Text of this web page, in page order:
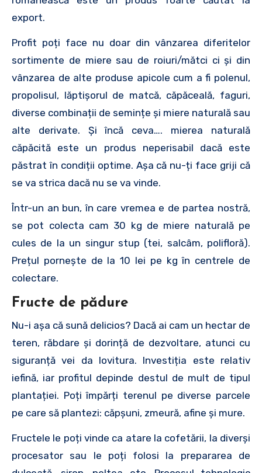
export.
Profit poți face nu doar din vânzarea diferitelor
sortimente de miere sau de roiuri/mătci ci și din
vânzarea de alte produse apicole cum a fi polenul,
propolisul, lăptișorul de matcă, căpăceală, faguri,
diverse combinații de semințe și miere naturală sau
alte derivate. Și încă ceva…. mierea naturală
căpăcită este un produs neperisabil dacă este
păstrat în condiții optime. Așa că nu-ți face griji că
se va strica dacă nu se va vinde.
Într-un an bun, în care vremea e de partea nostră,
se pot colecta cam 30 kg de miere naturală pe
cules de la un singur stup (tei, salcâm, polifloră).
Prețul pornește de la 10 lei pe kg în centrele de
colectare.
Fructe de pădure
Nu-i așa că sună delicios? Dacă ai cam un hectar de
teren, răbdare și dorință de dezvoltare, atunci cu
siguranță vei da lovitura. Investiția este relativ
iefină, iar profitul depinde destul de mult de tipul
plantației. Poți împărți terenul pe diverse parcele
pe care să plantezi: căpșuni, zmeură, afine și mure.
Fructele le poți vinde ca atare la cofetării, la diverși
procesator sau le poți folosi la prepararea de